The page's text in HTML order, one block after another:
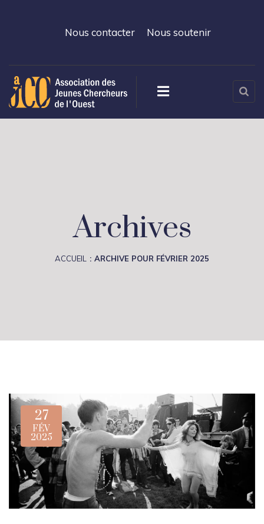
Nous contacter Nous soutenir
Archives
ACCUEIL ARCHIVE POUR FÉVRIER 2025
27
FÉV
2025